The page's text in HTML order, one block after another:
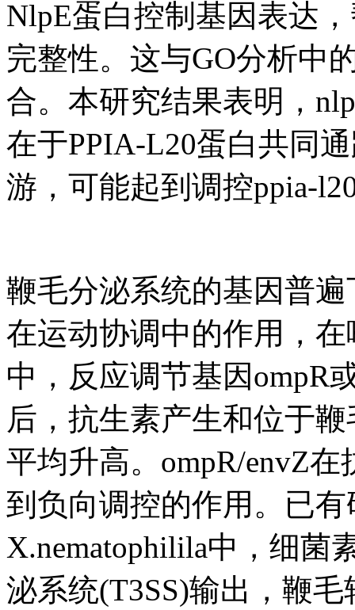
NlpE蛋白控制基因表达
完整性。这与GO分析中
合。本研究结果表明，
在于PPIA-L20蛋白共同
游，可能起到调控ppia-
鞭毛分泌系统的基因普
在运动协调中的作用，
中，反应调节基因ompR
后，抗生素产生和位于
平均升高。ompR/envZ
到负向调控的作用。已
X.nematophilila中，细菌
泌系统(T3SS)输出，鞭